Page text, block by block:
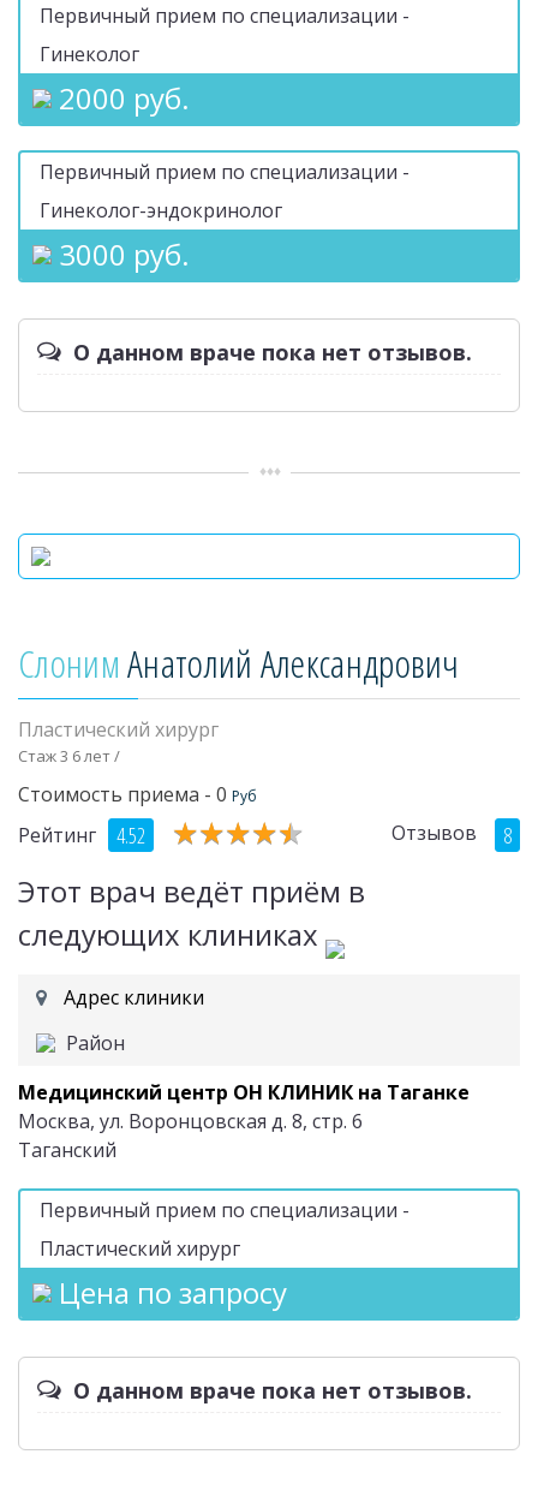
Первичный прием по специализации -
Гинеколог
2000 руб.
Первичный прием по специализации -
Гинеколог-эндокринолог
3000 руб.
О данном враче пока нет отзывов.
СлонимАнатолий Александрович
Пластический хирург
Стаж 3 6 лет /
Стоимость приема - 0 Руб
Рейтинг 4.52 ★★★★★
★★★★★ Отзывов 8
Этот врач ведёт приём в
следующих клиниках
Адрес клиники
Район
Медицинский центр ОН КЛИНИК на Таганке
Москва, ул. Воронцовская д. 8, стр. 6
Таганский
Первичный прием по специализации -
Пластический хирург
Цена по запросу
О данном враче пока нет отзывов.